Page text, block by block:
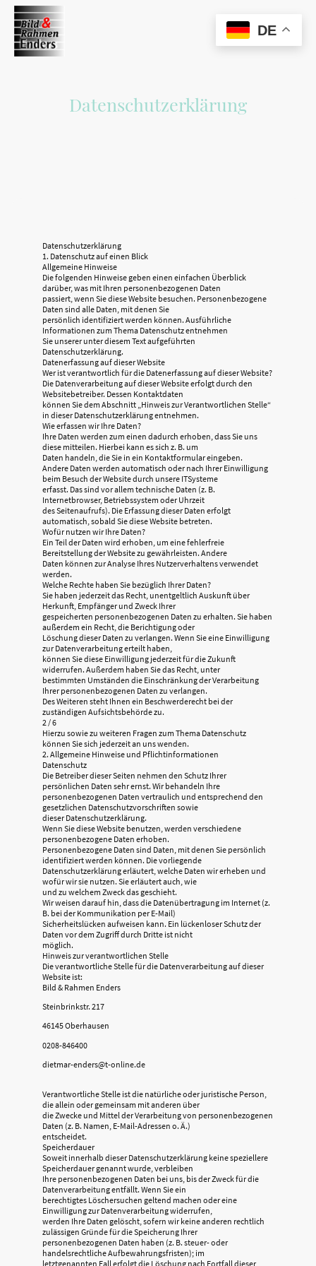
Datenschutzerklärung
Datenschutzerklärung
1. Datenschutz auf einen Blick
Allgemeine Hinweise
Die folgenden Hinweise geben einen einfachen Überblick
darüber, was mit Ihren personenbezogenen Daten
passiert, wenn Sie diese Website besuchen. Personenbezogene
Daten sind alle Daten, mit denen Sie
persönlich identifiziert werden können. Ausführliche
Informationen zum Thema Datenschutz entnehmen
Sie unserer unter diesem Text aufgeführten
Datenschutzerklärung.
Datenerfassung auf dieser Website
Wer ist verantwortlich für die Datenerfassung auf dieser Website?
Die Datenverarbeitung auf dieser Website erfolgt durch den
Websitebetreiber. Dessen Kontaktdaten
können Sie dem Abschnitt „Hinweis zur Verantwortlichen Stelle“
in dieser Datenschutzerklärung entnehmen.
Wie erfassen wir Ihre Daten?
Ihre Daten werden zum einen dadurch erhoben, dass Sie uns
diese mitteilen. Hierbei kann es sich z. B. um
Daten handeln, die Sie in ein Kontaktformular eingeben.
Andere Daten werden automatisch oder nach Ihrer Einwilligung
beim Besuch der Website durch unsere ITSysteme
erfasst. Das sind vor allem technische Daten (z. B.
Internetbrowser, Betriebssystem oder Uhrzeit
des Seitenaufrufs). Die Erfassung dieser Daten erfolgt
automatisch, sobald Sie diese Website betreten.
Wofür nutzen wir Ihre Daten?
Ein Teil der Daten wird erhoben, um eine fehlerfreie
Bereitstellung der Website zu gewährleisten. Andere
Daten können zur Analyse Ihres Nutzerverhaltens verwendet
werden.
Welche Rechte haben Sie bezüglich Ihrer Daten?
Sie haben jederzeit das Recht, unentgeltlich Auskunft über
Herkunft, Empfänger und Zweck Ihrer
gespeicherten personenbezogenen Daten zu erhalten. Sie haben
außerdem ein Recht, die Berichtigung oder
Löschung dieser Daten zu verlangen. Wenn Sie eine Einwilligung
zur Datenverarbeitung erteilt haben,
können Sie diese Einwilligung jederzeit für die Zukunft
widerrufen. Außerdem haben Sie das Recht, unter
bestimmten Umständen die Einschränkung der Verarbeitung
Ihrer personenbezogenen Daten zu verlangen.
Des Weiteren steht Ihnen ein Beschwerderecht bei der
zuständigen Aufsichtsbehörde zu.
2 / 6
Hierzu sowie zu weiteren Fragen zum Thema Datenschutz
können Sie sich jederzeit an uns wenden.
2. Allgemeine Hinweise und Pflichtinformationen
Datenschutz
Die Betreiber dieser Seiten nehmen den Schutz Ihrer
persönlichen Daten sehr ernst. Wir behandeln Ihre
personenbezogenen Daten vertraulich und entsprechend den
gesetzlichen Datenschutzvorschriften sowie
dieser Datenschutzerklärung.
Wenn Sie diese Website benutzen, werden verschiedene
personenbezogene Daten erhoben.
Personenbezogene Daten sind Daten, mit denen Sie persönlich
identifiziert werden können. Die vorliegende
Datenschutzerklärung erläutert, welche Daten wir erheben und
wofür wir sie nutzen. Sie erläutert auch, wie
und zu welchem Zweck das geschieht.
Wir weisen darauf hin, dass die Datenübertragung im Internet (z.
B. bei der Kommunikation per E-Mail)
Sicherheitslücken aufweisen kann. Ein lückenloser Schutz der
Daten vor dem Zugriff durch Dritte ist nicht
möglich.
Hinweis zur verantwortlichen Stelle
Die verantwortliche Stelle für die Datenverarbeitung auf dieser
Website ist:
Bild & Rahmen Enders
Steinbrinkstr. 217
46145 Oberhausen
0208-846400
dietmar-enders@t-online.de
Verantwortliche Stelle ist die natürliche oder juristische Person,
die allein oder gemeinsam mit anderen über
die Zwecke und Mittel der Verarbeitung von personenbezogenen
Daten (z. B. Namen, E-Mail-Adressen o. Ä.)
entscheidet.
Speicherdauer
Soweit innerhalb dieser Datenschutzerklärung keine speziellere
Speicherdauer genannt wurde, verbleiben
Ihre personenbezogenen Daten bei uns, bis der Zweck für die
Datenverarbeitung entfällt. Wenn Sie ein
berechtigtes Löschersuchen geltend machen oder eine
Einwilligung zur Datenverarbeitung widerrufen,
werden Ihre Daten gelöscht, sofern wir keine anderen rechtlich
zulässigen Gründe für die Speicherung Ihrer
personenbezogenen Daten haben (z. B. steuer- oder
handelsrechtliche Aufbewahrungsfristen); im
letztgenannten Fall erfolgt die Löschung nach Fortfall dieser
DE